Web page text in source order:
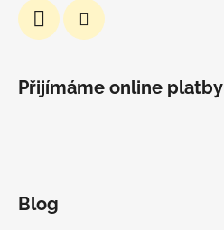
Přijímáme online platby
Blog